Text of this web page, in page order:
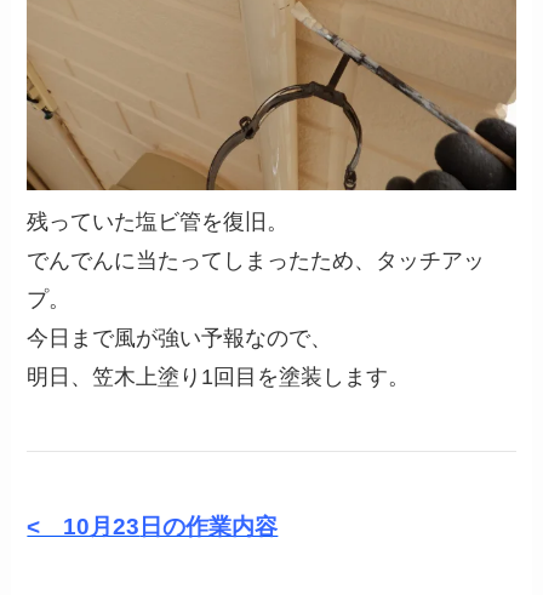
残っていた塩ビ管を復旧。
でんでんに当たってしまったため、タッチアッ
プ。
今日まで風が強い予報なので、
明日、笠木上塗り1回目を塗装します。
< 10月23 日の作業内容